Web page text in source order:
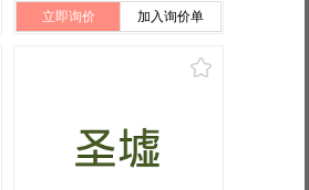
立即询价
加入询价单